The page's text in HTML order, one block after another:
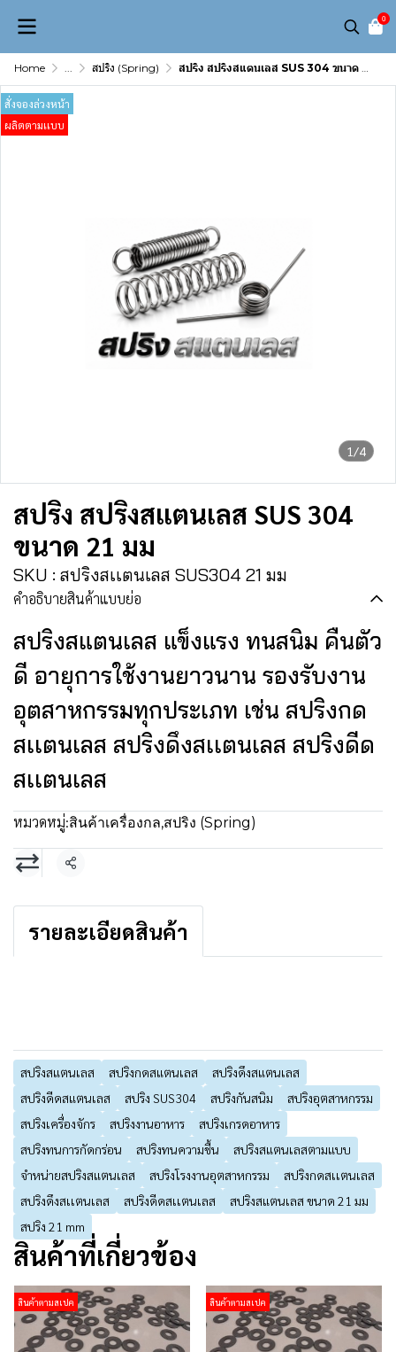
0
Home ... สปริง (Spring) สปริง สปริงสแตนเลส SUS 304 ขนาด 21 มม
1/4
สั่งจองล่วงหน้า
ผลิตตามเเบบ
สปริง สปริงสแตนเลส SUS 304
ขนาด 21 มม
SKU : สปริงสเเตนเลส SUS304 21 มม
คำอธิบายสินค้าแบบย่อ
สปริงสแตนเลส แข็งแรง ทนสนิม คืนตัว
ดี อายุการใช้งานยาวนาน รองรับงาน
อุตสาหกรรมทุกประเภท เช่น สปริงกด
สเเตนเลส สปริงดึงสเเตนเลส สปริงดีด
สเเตนเลส
หมวดหมู่:สินค้าเครื่องกล,สปริง (Spring)
แชร์
รายละเอียดสินค้า
สปริงสแตนเลส สปริงกดสแตนเลส
สปริงดึงสแตนเลส
สปริงดีดสแตนเลส
สปริง SUS304 สปริงกันสนิม
สปริงอุตสาหกรรม
สปริงเครื่องจักร
สปริงงานอาหาร
สปริงเกรดอาหาร
สปริงทนการกัดกร่อน
สปริงทนความชื้น
สปริงสแตนเลสตามแบบ
จำหน่ายสปริงสแตนเลส
สปริงโรงงานอุตสาหกรรม
สปริงกดสเเตนเลส
สปริงดึงสเเตนเลส
สปริงดีดสเเตนเลส
สปริงสแตนเลส ขนาด 21 มม
สปริง 21 mm
สินค้าที่เกี่ยวข้อง
สินค้าตามสเปค สินค้าตามสเปค